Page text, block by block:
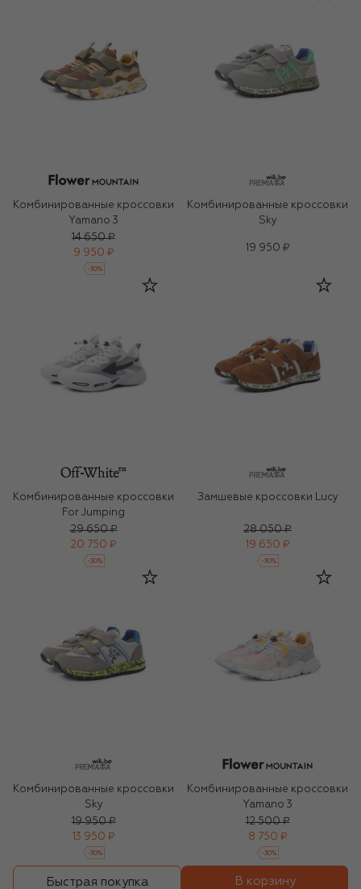
Комбинированные кроссовки
Yamano 3
14 650 ₽
9 950 ₽
-30%
Комбинированные кроссовки
Sky
19 950 ₽
Комбинированные кроссовки
For Jumping
29 650 ₽
20 750 ₽
-30%
Замшевые кроссовки Lucy
28 050 ₽
19 650 ₽
-30%
Комбинированные кроссовки
Sky
19 950 ₽
13 950 ₽
-30%
Комбинированные кроссовки
Yamano 3
12 500 ₽
8 750 ₽
-30%
Быстрая покупка В корзину